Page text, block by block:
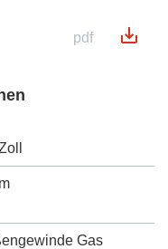
pdf
Gas